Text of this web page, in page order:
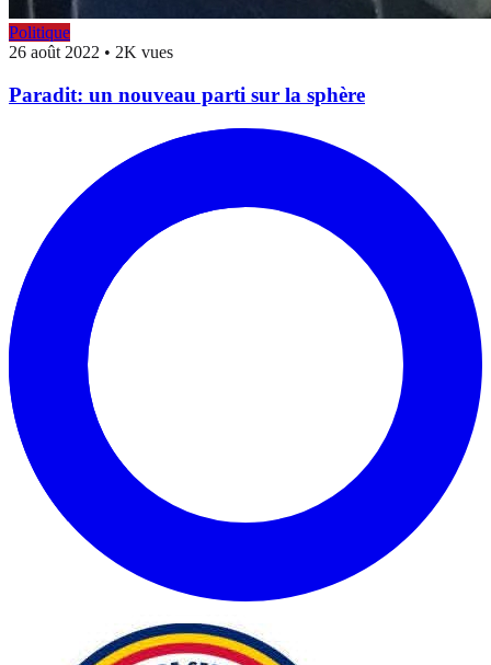
Politique
26 août 2022 • 2K vues
Paradit: un nouveau parti sur la sphère